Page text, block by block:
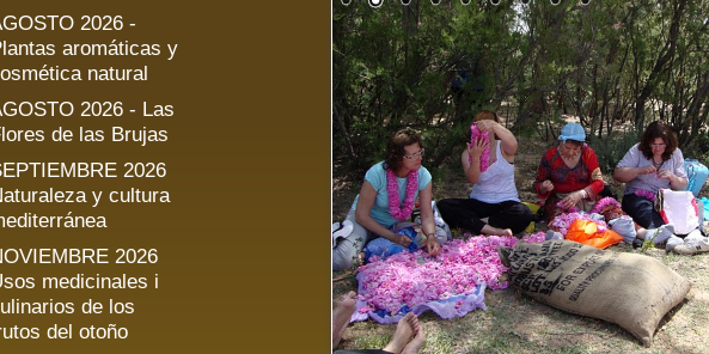
2026 -
aromáticas y
natural
2026 - Las
de las Brujas
2026
y cultura
2026
medicinales i
de los
del otoño